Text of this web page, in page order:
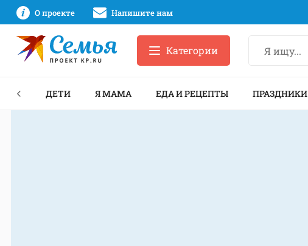
О проекте Напишите нам
Категории
ДЕТИ Я МАМА ЕДА И РЕЦЕПТЫ ПРАЗДНИКИ